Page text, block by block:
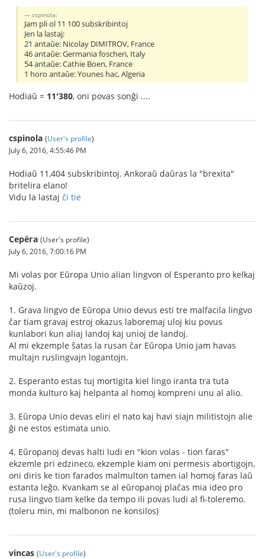
cspinola:
Jam pli ol 11 100 subskribintoj
Jen la lastaj:
21 antaŭe: Nicolay DIMITROV, France
46 antaŭe: Germania foscheri, Italy
54 antaŭe: Cathie Boen, France
1 horo antaŭe: Younes hac, Algeria
Hodiaŭ = 11'380, oni povas sonĝi ....
cspinola (User's profile)
July 6, 2016, 4:55:46 PM
Hodiaŭ 11,404 subskribintoj. Ankoraŭ daŭras la "brexita"
britelira elano!
Vidu la lastaj ĉi tie
Серёга (User's profile)
July 6, 2016, 7:00:16 PM
Mi volas por Eŭropa Unio alian lingvon ol Esperanto pro kelkaj
kaŭzoj.
1. Grava lingvo de Eŭropa Unio devus esti tre malfacila lingvo
ĉar tiam gravaj estroj okazus laboremaj uloj kiu povus
kunlabori kun aliaj landoj kaj unioj de landoj.
Al mi ekzemple ŝatas la rusan ĉar Eŭropa Unio jam havas
multajn ruslingvajn logantojn.
2. Esperanto estas tuj mortigita kiel lingo iranta tra tuta
monda kulturo kaj helpanta al homoj kompreni unu al alio.
3. Eŭropa Unio devas eliri el nato kaj havi siajn militistojn alie
ĝi ne estos estimata unio.
4. Eŭropanoj devas halti ludi en "kion volas - tion faras"
ekzemle pri edzineco, ekzemple kiam oni permesis abortigojn,
oni diris ke tion farados malmulton tamen ial homoj faras laŭ
estanta leĝo. Kvankam se al eŭropanoj plaĉas mia ideo pro
rusa lingvo tiam kelke da tempo ili povas ludi al fi-toleremo.
(toleru min, mi malbonon ne konsilos)
vincas (User's profile)